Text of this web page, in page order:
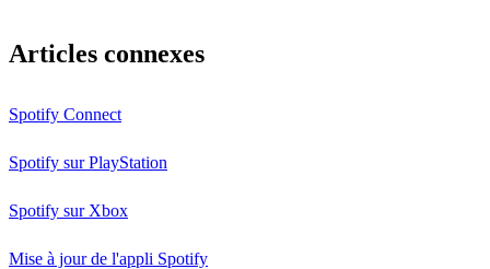
Articles connexes
Spotify Connect
Spotify sur PlayStation
Spotify sur Xbox
Mise à jour de l'appli Spotify